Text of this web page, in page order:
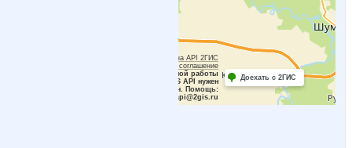
Работает на API 2ГИС
Лицензионное соглашение
Для корректной работы
Raster JS API нужен
ключ. Помощь:
api@2gis.ru
Доехать с 2ГИС